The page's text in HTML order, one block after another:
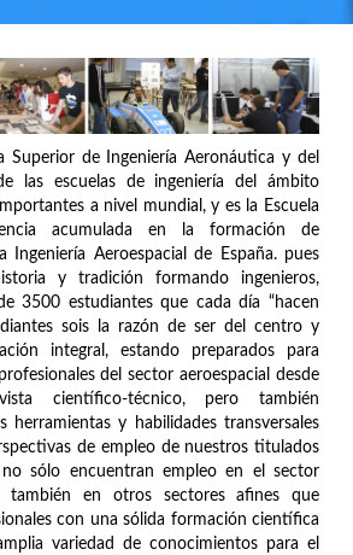
Superior de Ingeniería Aeronáutica y del
las escuelas de ingeniería del ámbito
a nivel mundial, y es la Escuela
acumulada en la formación de
Ingeniería Aeroespacial de España. pues
y tradición formando ingenieros,
3500 estudiantes que cada día “hacen
sois la razón de ser del centro y
integral, estando preparados para
del sector aeroespacial desde
científico-técnico, pero también
herramientas y habilidades transversales
de empleo de nuestros titulados
sólo encuentran empleo en el sector
también en otros sectores afines que
con una sólida formación científica
variedad de conocimientos para el